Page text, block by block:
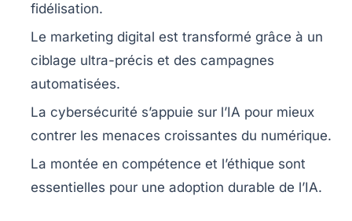
fidélisation.
Le marketing digital est transformé grâce à un
ciblage ultra-précis et des campagnes
automatisées.
La cybersécurité s’appuie sur l’IA pour mieux
contrer les menaces croissantes du numérique.
La montée en compétence et l’éthique sont
essentielles pour une adoption durable de l’IA.